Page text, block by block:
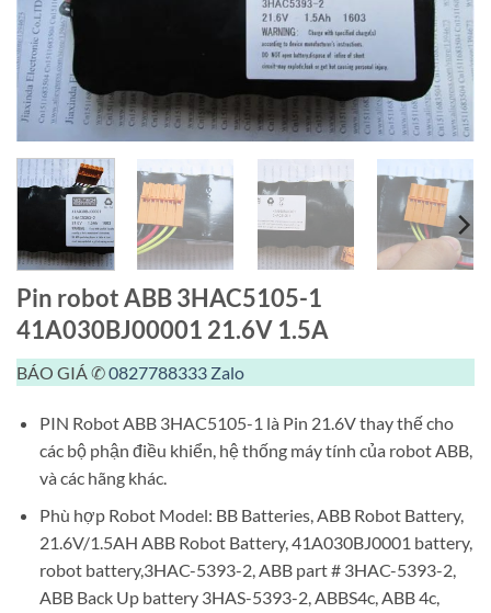
Pin robot ABB 3HAC5105-1
41A030BJ00001 21.6V 1.5A
BÁO GIÁ ✆0827788333 Zalo
PIN Robot ABB 3HAC5105-1 là Pin 21.6V thay thế cho
các bộ phận điều khiển, hệ thống máy tính của robot ABB,
và các hãng khác.
Phù hợp Robot Model: BB Batteries, ABB Robot Battery,
21.6V/1.5AH ABB Robot Battery, 41A030BJ0001 battery,
robot battery,3HAC-5393-2, ABB part # 3HAC-5393-2,
ABB Back Up battery 3HAS-5393-2, ABBS4c, ABB 4c,